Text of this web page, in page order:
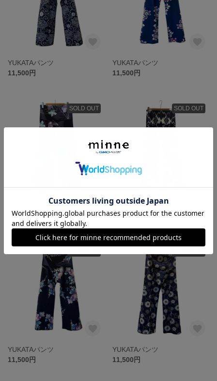
YUKATAパンツ
11,500円
YUKATAパンツ
11,500円
SOLD OUT
YUKATAパンツ
11,500円
SOLD OUT
YUKATAパンツ
11,500円
YUKATAパンツ
11,500円
YUKATAパンツ
11,500円